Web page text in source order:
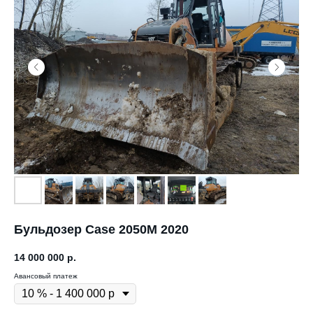
Бульдозер Case 2050М 2020
14 000 000 р.
Авансовый платеж